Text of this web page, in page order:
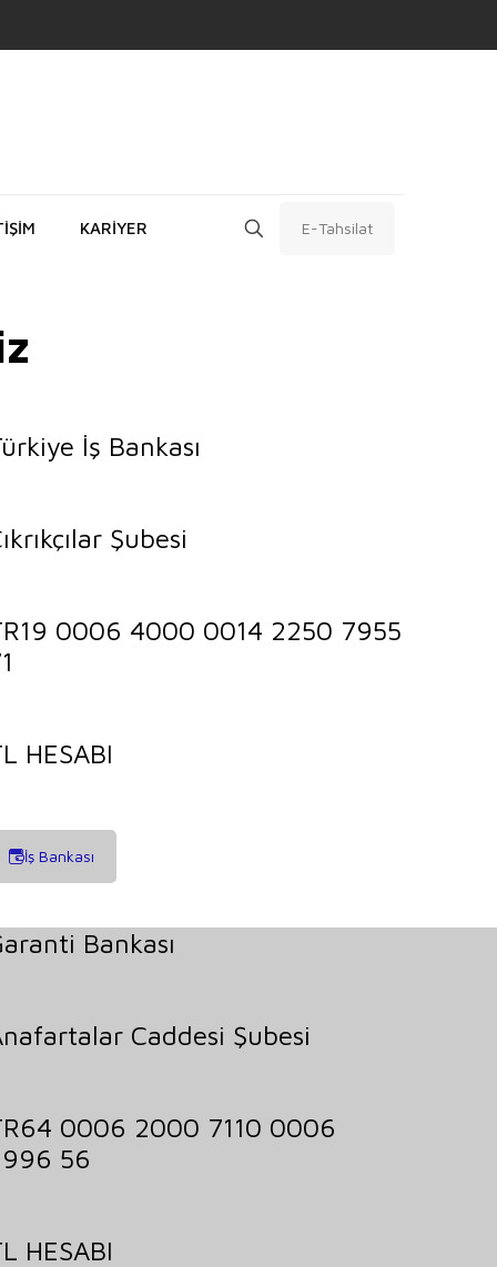
KARİYER E-Tahsilat
İş Bankası
Şubesi
0006 4000 0014 2250 7955
HESABI
İş Bankası
Bankası
Caddesi Şubesi
0006 2000 7110 0006
56
HESABI